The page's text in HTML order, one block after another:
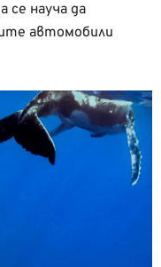
се науча да
автомобили